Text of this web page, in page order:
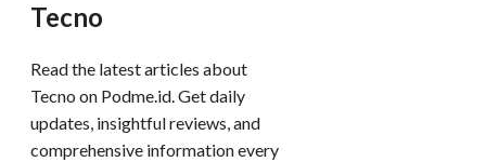
Tecno
Read the latest articles about
Tecno on Podme.id. Get daily
updates, insightful reviews, and
comprehensive information every